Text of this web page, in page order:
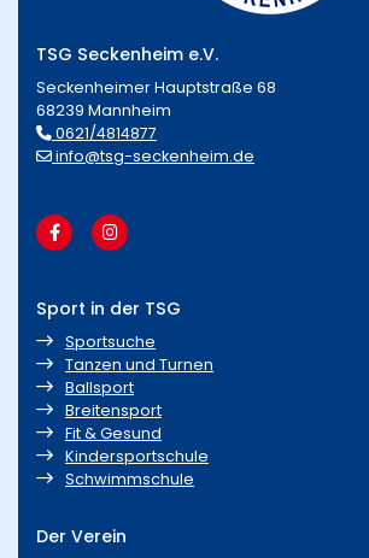
TSG Seckenheim e.V.
Seckenheimer Hauptstraße 68
68239 Mannheim
0621/4814877
info@tsg-seckenheim.de
Sport in der TSG
Sportsuche
Tanzen und Turnen
Ballsport
Breitensport
Fit & Gesund
Kindersportschule
Schwimmschule
Der Verein